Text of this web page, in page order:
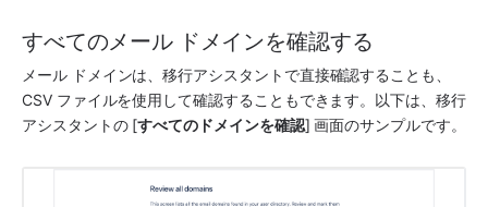
すべてのメール ドメインを確認する
メール ドメインは、移行アシスタントで直接確認することも、
CSV ファイルを使用して確認することもできます。以下は、移行
アシスタントの [すべてのドメインを確認] 画面のサンプルです。